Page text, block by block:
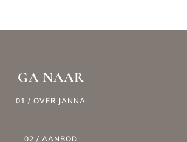
GA NAAR
01 / OVER JANNA
02 / AANBOD